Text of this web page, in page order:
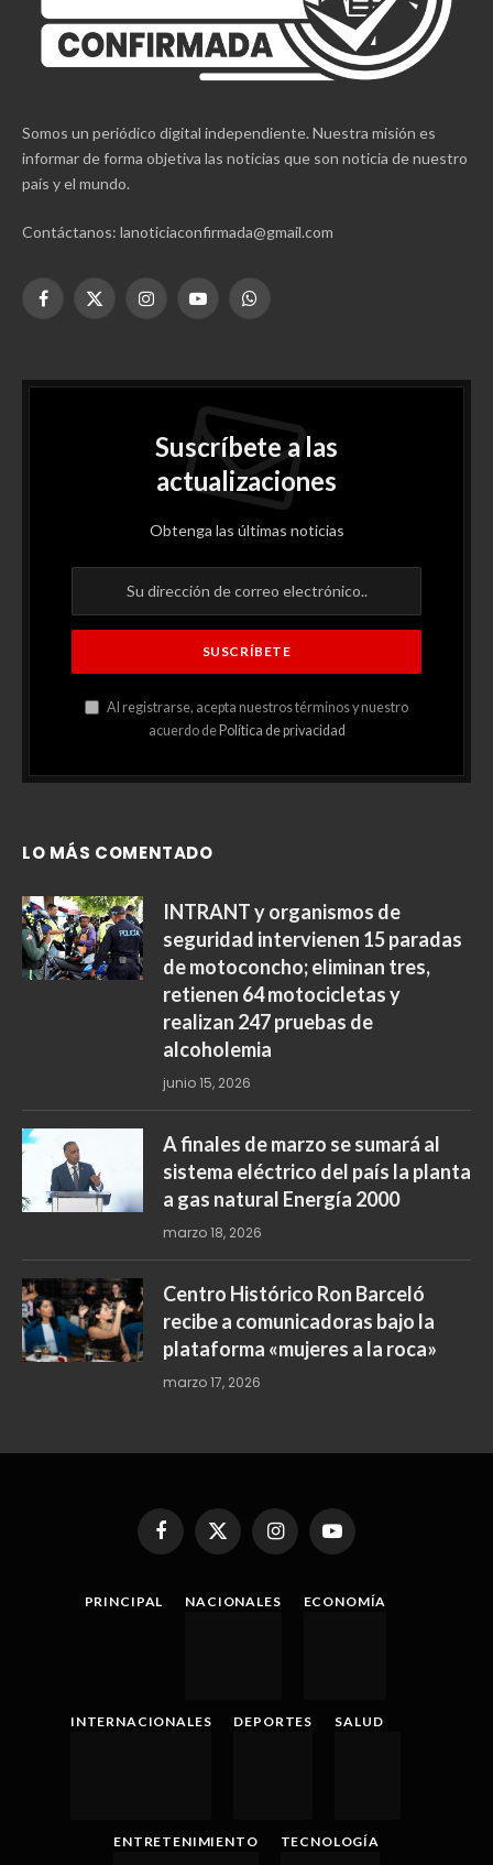
Somos un periódico digital independiente. Nuestra misión es
informar de forma objetiva las noticias que son noticia de nuestro
país y el mundo.
Contáctanos: lanoticiaconfirmada@gmail.com
Facebook
X
InstagramYouTubeWhatsApp
Suscríbete a las
actualizaciones
Obtenga las últimas noticias
Al registrarse, acepta nuestros términos y nuestro
acuerdo de Política de privacidad
LO MÁS COMENTADO
INTRANT y organismos de
seguridad intervienen 15 paradas
de motoconcho; eliminan tres,
retienen 64 motocicletas y
realizan 247 pruebas de
alcoholemia
junio 15, 2026
A finales de marzo se sumará al
sistema eléctrico del país la planta
a gas natural Energía 2000
marzo 18, 2026
Centro Histórico Ron Barceló
recibe a comunicadoras bajo la
plataforma «mujeres a la roca»
marzo 17, 2026
FacebookX
(Twitter)
InstagramYouTube
PRINCIPAL NACIONALES ECONOMÍA
INTERNACIONALES DEPORTES SALUD
ENTRETENIMIENTO TECNOLOGÍA